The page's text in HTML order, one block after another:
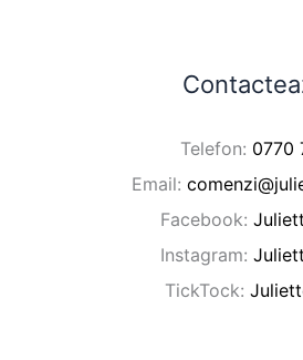
Telefon: 0770
Email:
Facebook:
Instagram:
TickTock: